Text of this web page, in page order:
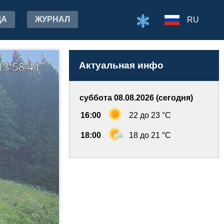
ЖУРНАЛ RU
Актуальная инфо
суббота 08.08.2026 (сегодня)
16:00 22 до 23 °C
18:00 18 до 21 °C